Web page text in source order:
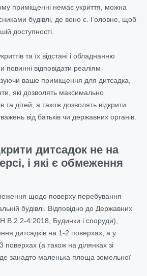
приміщенні немає укриття, можна
будівлі, де воно є. Головне, щоб
доступності.
та їх відстані і обладнанню
відповідати реаліям
ваше приміщення для дитсадка,
які дозволять максимально
та дітей, а також дозволять відкрити
від батьків чи державних органів.
дитсадок не на
і які є обмеження
щодо поверху перебування
будівлі. Відповідно до Державних
В.2.2-4:2018, Будинки і споруди),
дитсадків на 1-2 поверхах, а у
поверхах (а також на ділянках зі
занадто маленька площа земельної